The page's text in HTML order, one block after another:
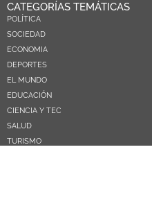
CATEGORÍAS TEMÁTICAS
POLÍTICA
SOCIEDAD
ECONOMIA
DEPORTES
EL MUNDO
EDUCACIÓN
CIENCIA Y TEC
SALUD
TURISMO